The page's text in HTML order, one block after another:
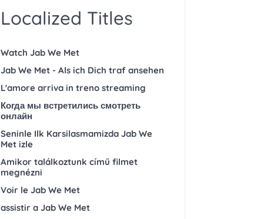
Localized Titles
Watch Jab We Met
Jab We Met - Als ich Dich traf ansehen
L'amore arriva in treno streaming
Когда мы встретились смотреть
онлайн
Seninle Ilk Karsilasmamizda Jab We
Met izle
Amikor találkoztunk című filmet
megnézni
Voir le Jab We Met
assistir a Jab We Met